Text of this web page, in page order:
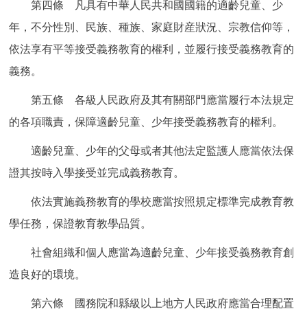
第四條 凡具有中華人民共和國國籍的適齡兒童、少
年，不分性別、民族、種族、家庭財産狀況、宗教信仰等，
依法享有平等接受義務教育的權利，並履行接受義務教育的
義務。
第五條 各級人民政府及其有關部門應當履行本法規定
的各項職責，保障適齡兒童、少年接受義務教育的權利。
適齡兒童、少年的父母或者其他法定監護人應當依法保
證其按時入學接受並完成義務教育。
依法實施義務教育的學校應當按照規定標準完成教育教
學任務，保證教育教學品質。
社會組織和個人應當為適齡兒童、少年接受義務教育創
造良好的環境。
第六條 國務院和縣級以上地方人民政府應當合理配置